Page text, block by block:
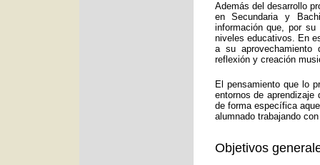
Además del desarrollo
en Secundaria y
información que, por
niveles educativos. En
a su aprovechamiento
reflexión y creación
El pensamiento que lo
entornos de aprendizaje
de forma específica
alumnado trabajando
Objetivos